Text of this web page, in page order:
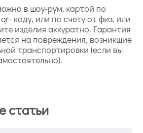
в шоу-рум, картой по
коду, или по счету от физ, или
изделия аккуратно. Гарантия
на повреждения, возникшие
транспортировки (если вы
статьи